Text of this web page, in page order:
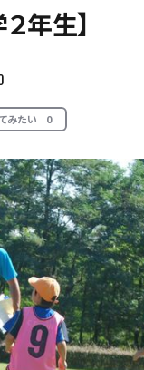
年生】
みたい 0